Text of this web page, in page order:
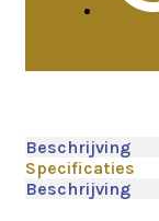
Beschrijving
Specificaties
Beschrijving